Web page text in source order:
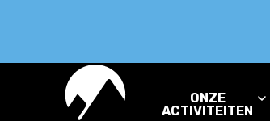
ONZE
ACTIVITEITEN